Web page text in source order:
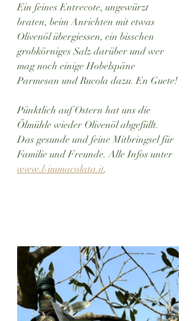
Ein feines Entrecote, ungewürzt
braten, beim Anrichten mit etwas
Olivenöl übergiessen, ein bisschen
grobkörniges Salz darüber und wer
mag noch einige Hobelspäne
Parmesan und Rucola dazu. En Guete!
Pünktlich auf Ostern hat uns die
Ölmühle wieder Olivenöl abgefüllt.
Das gesunde und feine Mitbringsel für
Familie und Freunde. Alle Infos unter
www.l-immacolata.it.